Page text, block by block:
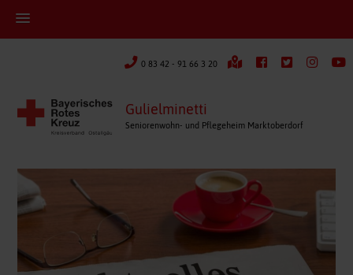
0 83 42 - 91 66 3 20
Gulielminetti
Seniorenwohn- und Pflegeheim Marktoberdorf